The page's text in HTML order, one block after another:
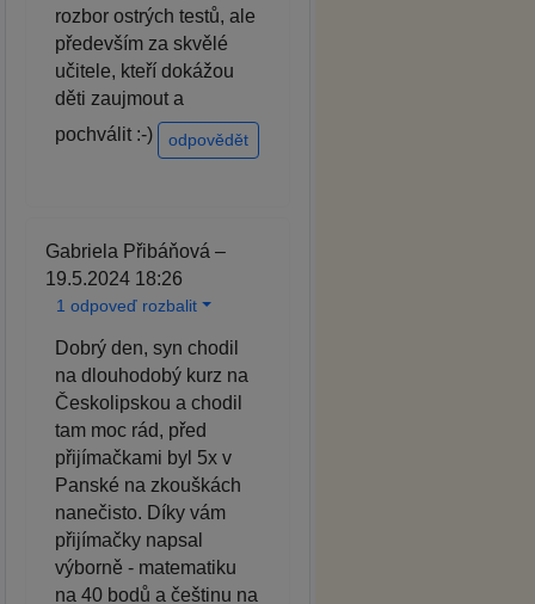
rozbor ostrých testů, ale
především za skvělé
učitele, kteří dokážou
děti zaujmout a
pochválit :-)
odpovědět
Gabriela Přibáňová –
19.5.2024 18:26
1 odpoveď rozbalit
Dobrý den, syn chodil
na dlouhodobý kurz na
Českolipskou a chodil
tam moc rád, před
přijímačkami byl 5x v
Panské na zkouškách
nanečisto. Díky vám
přijímačky napsal
výborně - matematiku
na 40 bodů a češtinu na